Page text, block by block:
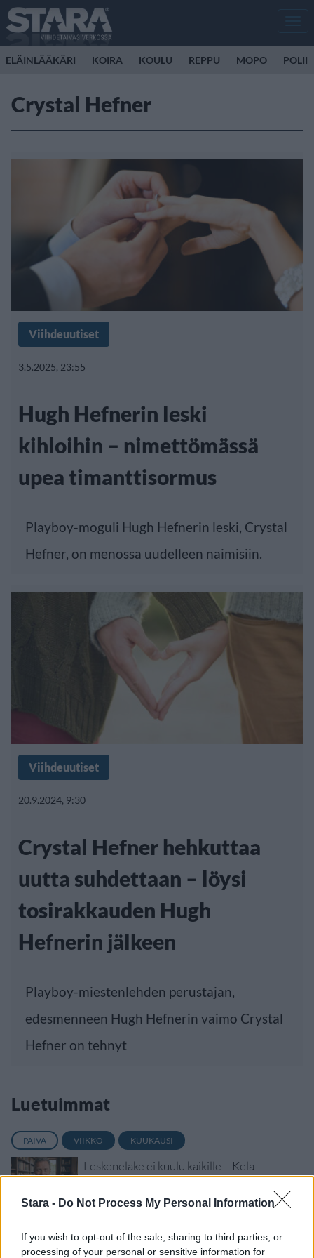
Stara - Do Not Process My Personal Information
If you wish to opt-out of the sale, sharing to third parties, or
processing of your personal or sensitive information for
ELÄINLÄÄKÄRI KOIRA KOULU REPPU MOPO
Crystal Hefner
Viihdeuutiset
3.5.2025, 23:55
Hugh Hefnerin leski
kihloihin – nimettömässä
upea timanttisormus
Playboy-moguli Hugh Hefnerin leski, Crystal
Hefner, on menossa uudelleen naimisiin.
Viihdeuutiset
20.9.2024, 9:30
Crystal Hefner hehkuttaa
uutta suhdettaan – löysi
tosirakkauden Hugh
Hefnerin jälkeen
Playboy-miestenlehden perustajan,
edesmenneen Hugh Hefnerin vaimo Crystal
Hefner on tehnyt
Luetuimmat
PÄIVÄ VIIKKO KUUKAUSI
Leskeneläke ei kuulu kaikille – Kela
Työnantaja ei hyväksynyt etälääkärin
maksettu sairausajan palkkaa